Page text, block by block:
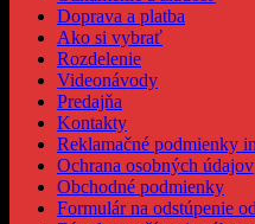
Doprava a platba
Ako si vybrať
Rozdelenie
Videonávody
Predajňa
Kontakty
Reklamačné podmienky
Ochrana osobných údajov
Obchodné podmienky
Formulár na odstúpenie